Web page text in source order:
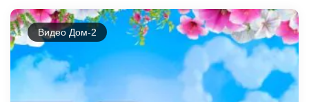
Видео Дом-2